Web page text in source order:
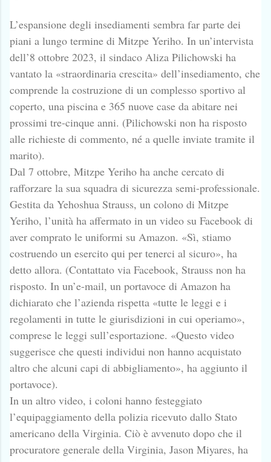
L’espansione degli insediamenti sembra far parte dei
piani a lungo termine di Mitzpe Yeriho. In un’intervista
dell’8 ottobre 2023, il sindaco Aliza Pilichowski ha
vantato la «straordinaria crescita» dell’insediamento, che
comprende la costruzione di un complesso sportivo al
coperto, una piscina e 365 nuove case da abitare nei
prossimi tre-cinque anni. (Pilichowski non ha risposto
alle richieste di commento, né a quelle inviate tramite il
marito).
Dal 7 ottobre, Mitzpe Yeriho ha anche cercato di
rafforzare la sua squadra di sicurezza semi-professionale.
Gestita da Yehoshua Strauss, un colono di Mitzpe
Yeriho, l’unità ha affermato in un video su Facebook di
aver comprato le uniformi su Amazon. «Sì, stiamo
costruendo un esercito qui per tenerci al sicuro», ha
detto allora. (Contattato via Facebook, Strauss non ha
risposto. In un’e-mail, un portavoce di Amazon ha
dichiarato che l’azienda rispetta «tutte le leggi e i
regolamenti in tutte le giurisdizioni in cui operiamo»,
comprese le leggi sull’esportazione. «Questo video
suggerisce che questi individui non hanno acquistato
altro che alcuni capi di abbigliamento», ha aggiunto il
portavoce).
In un altro video, i coloni hanno festeggiato
l’equipaggiamento della polizia ricevuto dallo Stato
americano della Virginia. Ciò è avvenuto dopo che il
procuratore generale della Virginia, Jason Miyares, ha